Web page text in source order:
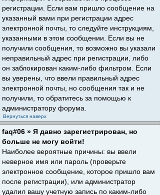
регистрации. Если вам пришло сообщение на
указанный вами при регистрации адрес
электронной почты, то следуйте инструкциям,
указанными в этом сообщении. Если вы не
получили сообщения, то возможно вы указали
неправильный адрес при регистрации, либо
он заблокирован каким-либо фильтром. Если
вы уверены, что ввели правильный адрес
электронной почты, но сообщения так и не
получили, то обратитесь за помощью к
администратору форума.
Вернуться наверх
faq#06 » Я давно зарегистрирован, но
больше не могу войти!
Наиболее вероятные причины: вы ввели
неверное имя или пароль (проверьте
электронное сообщение, которое пришло вам
после регистрации), или администратор
удалил вашу учетную запись по каким-либо